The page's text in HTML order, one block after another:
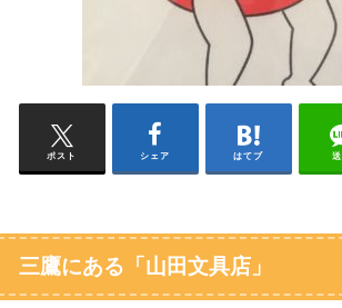
ポスト シェア はてブ
三鷹にある「山田文具店」